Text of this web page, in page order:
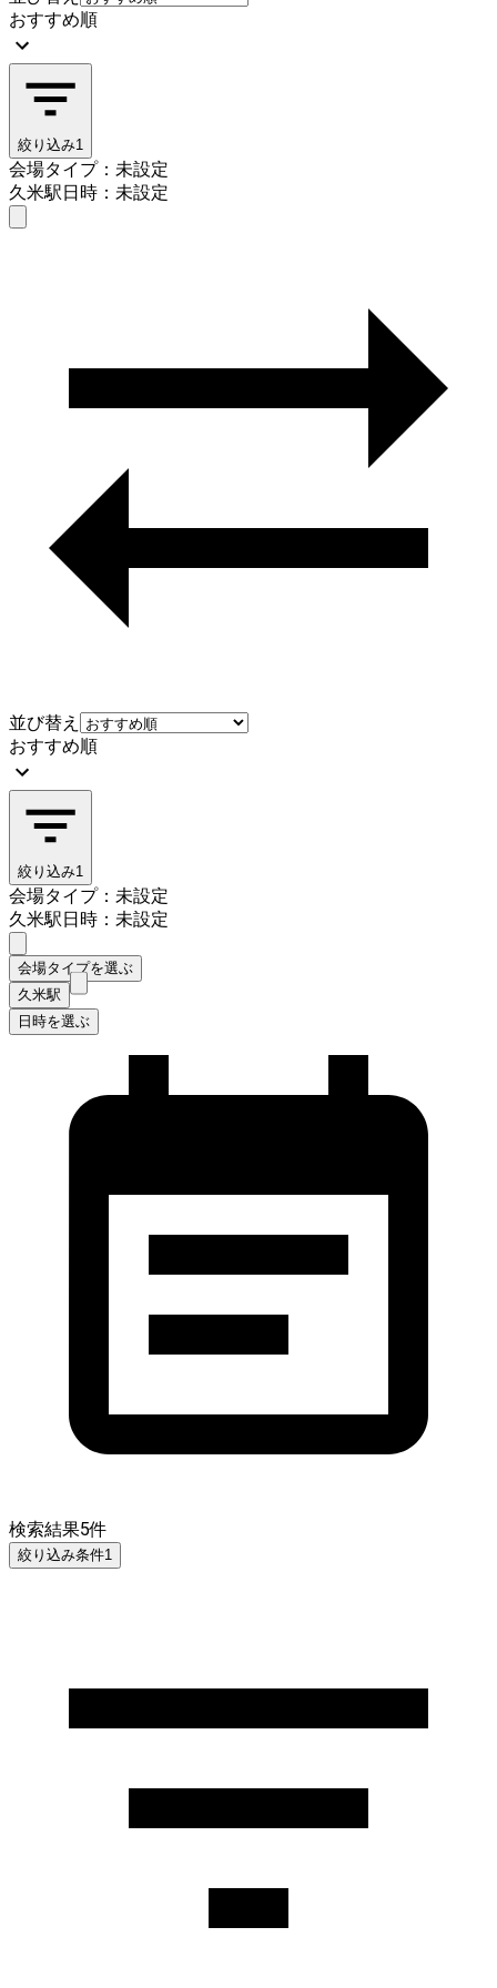
おすすめ順
絞り込み1
会場タイプ：未設定
久米駅日時：未設定
並び替え
おすすめ順
絞り込み1
会場タイプ：未設定
久米駅日時：未設定
会場タイプを選ぶ
久米駅
日時を選ぶ
検索結果5件
絞り込み条件1